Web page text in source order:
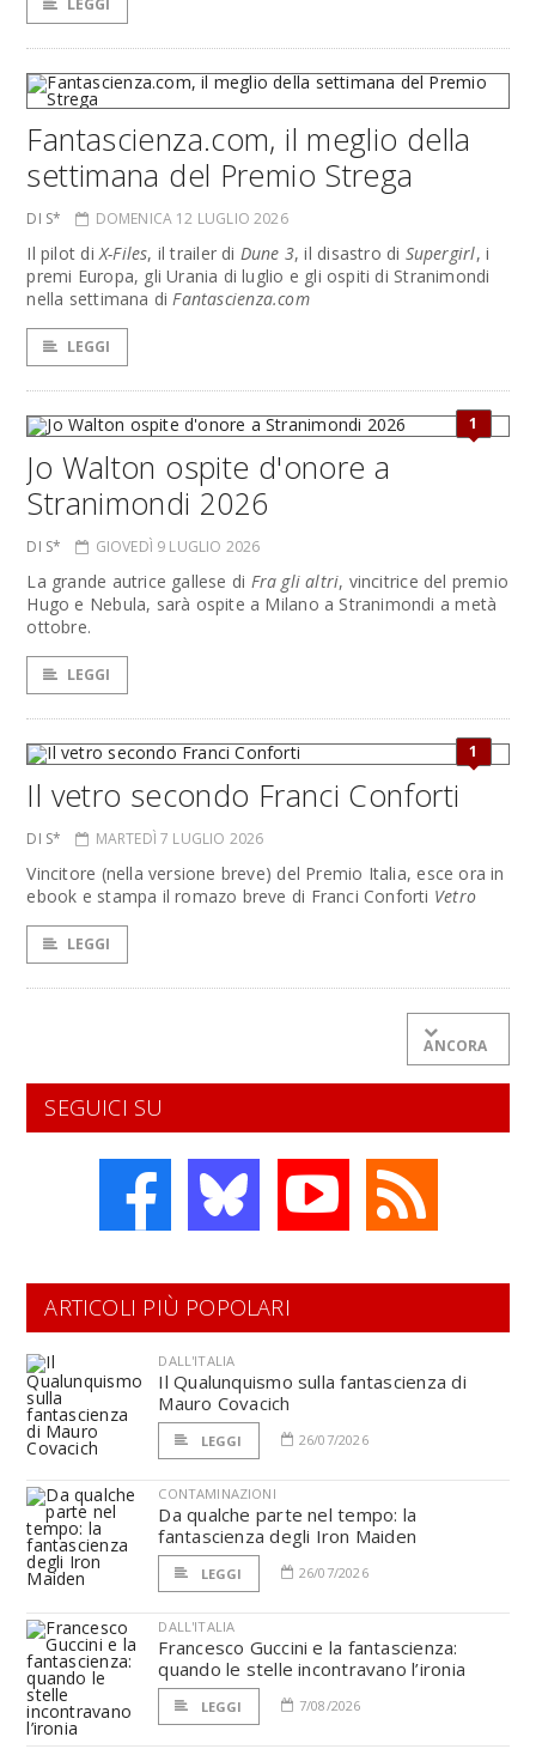
LEGGI
Fantascienza.com, il meglio della
settimana del Premio Strega
DI S* DOMENICA 12 LUGLIO 2026
Il pilot diX-Files, il trailer di Dune 3, il disastro di Supergirl, i
premi Europa, gli Urania di luglio e gli ospiti di Stranimondi
nella settimana diFantascienza.com
LEGGI
1
Jo Walton ospite d'onore a
Stranimondi 2026
DI S* GIOVEDÌ 9 LUGLIO 2026
La grande autrice gallese di Fra gli altri, vincitrice del premio
Hugo e Nebula, sarà ospite a Milano a Stranimondi a metà
ottobre.
LEGGI
1
Il vetro secondo Franci Conforti
DI S* MARTEDÌ 7 LUGLIO 2026
Vincitore (nella versione breve) del Premio Italia, esce ora in
ebook e stampa il romazo breve di Franci Conforti Vetro
LEGGI
ANCORA
SEGUICI SU
ARTICOLI PIÙ POPOLARI
DALL'ITALIA
Il Qualunquismo sulla fantascienza di
Mauro Covacich
LEGGI 26/07/2026
CONTAMINAZIONI
Da qualche parte nel tempo: la
fantascienza degli Iron Maiden
LEGGI 26/07/2026
DALL'ITALIA
Francesco Guccini e la fantascienza:
quando le stelle incontravano l’ironia
LEGGI 7/08/2026